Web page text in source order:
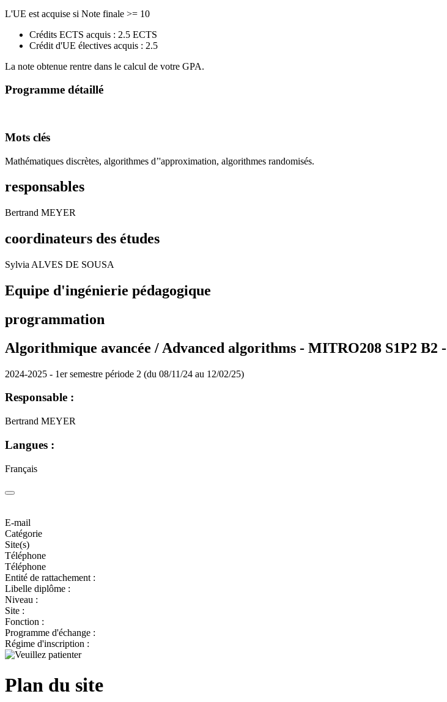
L'UE est acquise si Note finale >= 10
Crédits ECTS acquis : 2.5 ECTS
Crédit d'UE électives acquis : 2.5
La note obtenue rentre dans le calcul de votre GPA.
Programme détaillé
Mots clés
Mathématiques discrètes, algorithmes d’'approximation, algorithmes randomisés.
responsables
Bertrand MEYER
coordinateurs des études
Sylvia ALVES DE SOUSA
Equipe d'ingénierie pédagogique
programmation
Algorithmique avancée / Advanced algorithms - MITRO208 S1P2 B2 -
2024-2025 - 1er semestre période 2 (du 08/11/24 au 12/02/25)
Responsable :
Bertrand MEYER
Langues :
Français
E-mail
Catégorie
Site(s)
Téléphone
Téléphone
Entité de rattachement :
Libelle diplôme :
Niveau :
Site :
Fonction :
Programme d'échange :
Régime d'inscription :
Plan du site